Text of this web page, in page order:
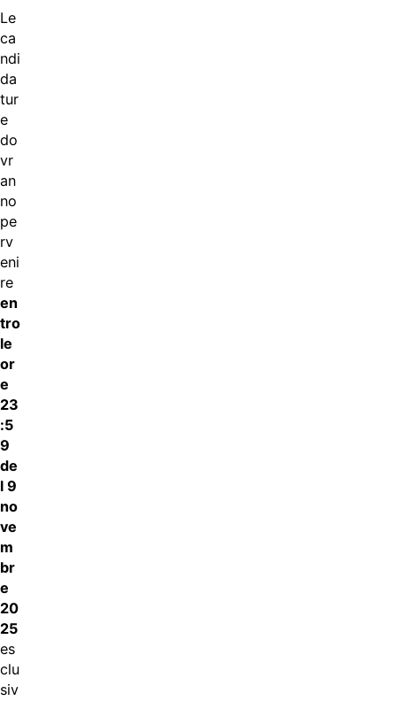
Le
ca
ndi
da
tur
e
do
vr
an
no
pe
rv
eni
re
en
tro
le
or
e
23
:5
9
de
l 9
no
ve
m
br
e
20
25
es
clu
siv